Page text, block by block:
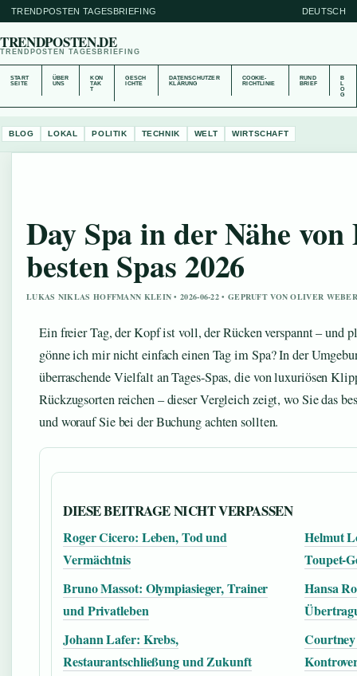
TRENDPOSTEN TAGESBRIEFING DEUTSCH
TRENDPOSTEN.DE
TRENDPOSTEN TAGESBRIEFING
START
SEITE
ÜBER
UNS
KON
TAK
T
GESCH
ICHTE
DATENSCHUTZER
KLÄRUNG
COOKIE-
RICHTLINIE
RUND
BRIEF
B
O
G
BLOG LOKAL POLITIK TECHNIK WELT WIRTSCHAFT
Day Spa in der Nähe
besten Spas 2026
LUKAS NIKLAS HOFFMANN KLEIN • 2026-06-22 • GEPRUFT VON OLIVER
Ein freier Tag, der Kopf ist voll, der Rücken verspannt – und
gönne ich mir nicht einfach einen Tag im Spa? In der
überraschende Vielfalt an Tages-Spas, die von luxuriösen
Rückzugsorten reichen – dieser Vergleich zeigt, wo Sie das
und worauf Sie bei der Buchung achten sollten.
DIESE BEITRAGE NICHT VERPASSEN
Roger Cicero: Leben, Tod und
Vermächtnis
Helmut
Toupet-
Bruno Massot: Olympiasieger, Trainer
und Privatleben
Hansa
Johann Lafer: Krebs,
Restaurantschließung und Zukunft